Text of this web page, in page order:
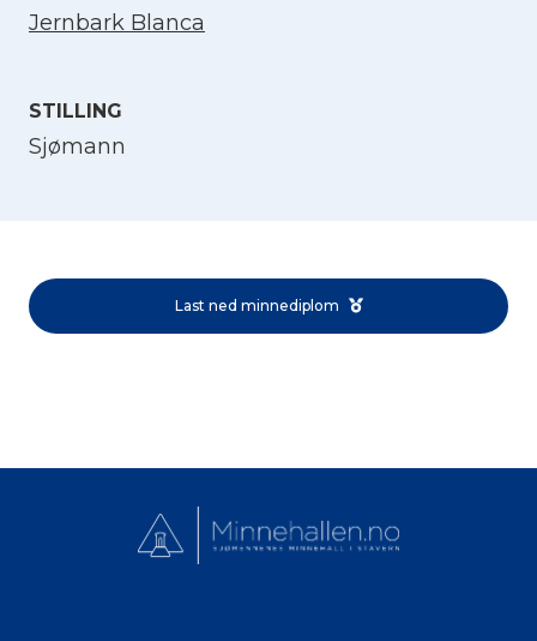
Jernbark Blanca
STILLING
Sjømann
Last ned minnediplom
Norsk bokmål